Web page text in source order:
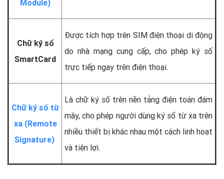
Module)
Chữ ký số
SmartCard
Được tích hợp trên SIM điện thoại di động
do nhà mạng cung cấp, cho phép ký số
trực tiếp ngay trên điện thoại.
Chữ ký số từ
xa (Remote
Signature)
Là chữ ký số trên nền tảng điện toán đám
mây, cho phép người dùng ký số từ xa trên
nhiều thiết bị khác nhau một cách linh hoạt
và tiện lợi.